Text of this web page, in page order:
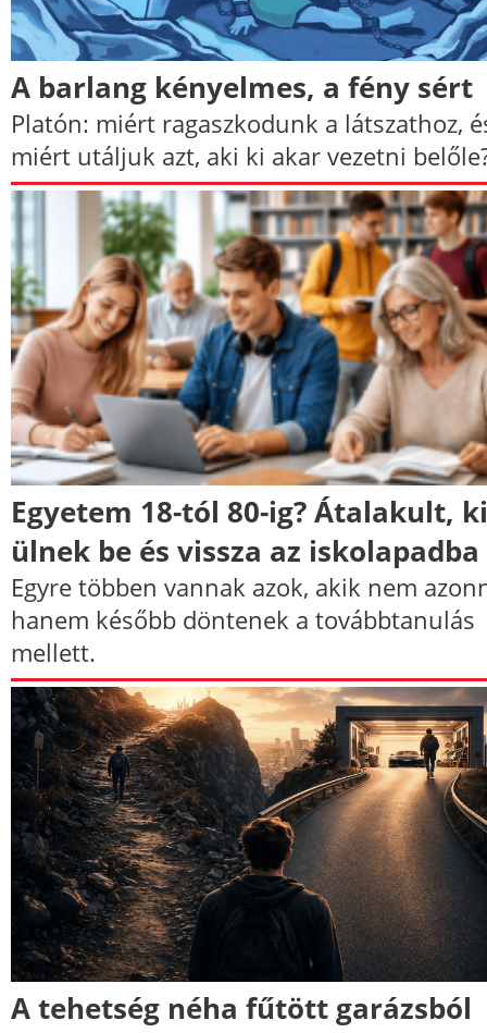
A barlang kényelmes, a fény sért
Platón: miért ragaszkodunk a látszathoz,
miért utáljuk azt, aki ki akar vezetni
Egyetem 18-tól 80-ig? Átalakult,
ülnek be és vissza az iskolapadba
Egyre többen vannak azok, akik nem
hanem később döntenek a továbbtanulás
mellett.
A tehetség néha fűtött garázsból